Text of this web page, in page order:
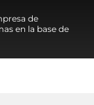
de
en la base de